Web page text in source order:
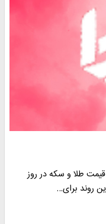
قیمت طلا و سکه در روز
روند برای…